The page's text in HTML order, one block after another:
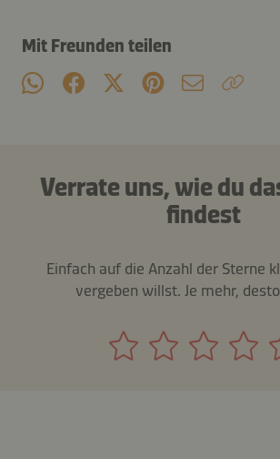
Mit Freunden teilen
Verrate uns, wie du
findest
Einfach auf die Anzahl der Sterne
vergeben willst. Je mehr,